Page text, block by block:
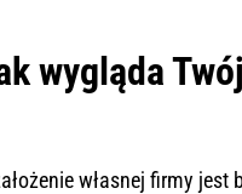
wygląda
własnej firmy jest